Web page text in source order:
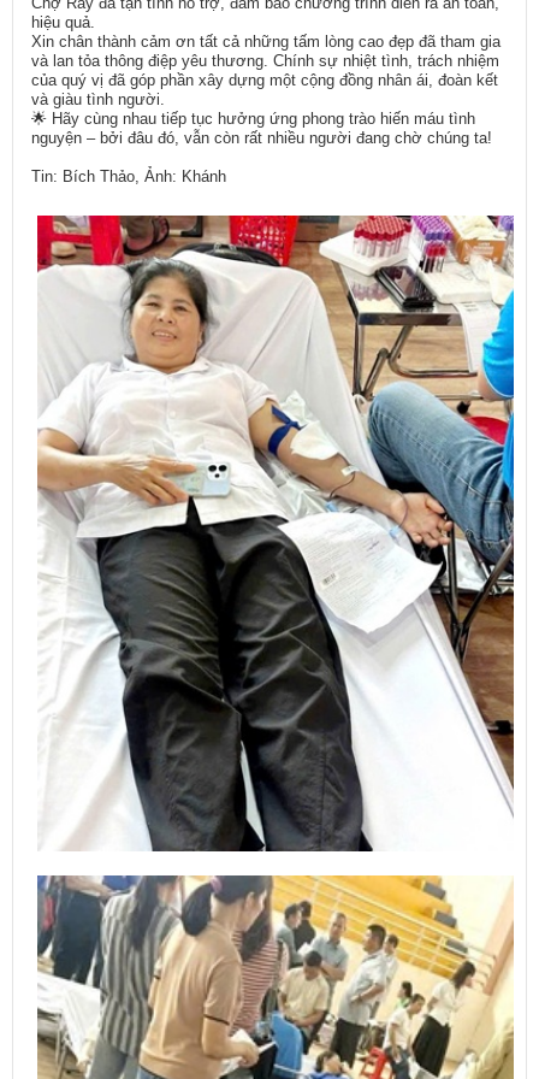
hiệu quả.
Xin chân thành cảm ơn tất cả những tấm lòng cao đẹp đã tham gia
và lan tỏa thông điệp yêu thương. Chính sự nhiệt tình, trách nhiệm
của quý vị đã góp phần xây dựng một cộng đồng nhân ái, đoàn kết
và giàu tình người.
🌟 Hãy cùng nhau tiếp tục hưởng ứng phong trào hiến máu tình
nguyện – bởi đâu đó, vẫn còn rất nhiều người đang chờ chúng ta!
Tin: Bích Thảo, Ảnh: Khánh​